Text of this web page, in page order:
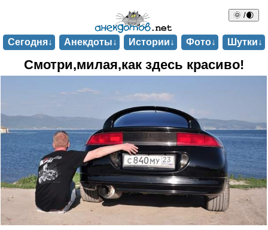
🌞 /🌒
Сегодня↓ Анекдоты↓ Истории↓ Фото↓ Шутки↓
Смотри,милая,как здесь красиво!